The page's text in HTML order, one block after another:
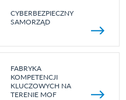
CYBERBEZPIECZNY
SAMORZĄD
FABRYKA
KOMPETENCJI
KLUCZOWYCH NA
TERENIE MOF